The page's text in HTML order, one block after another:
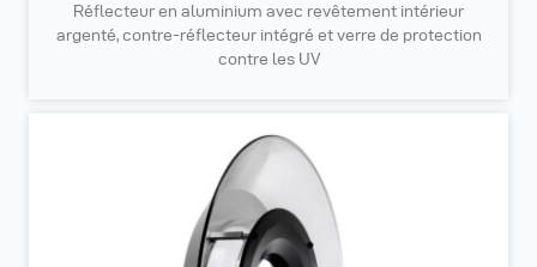
Réflecteur en aluminium avec revêtement intérieur
argenté, contre-réflecteur intégré et verre de protection
contre les UV